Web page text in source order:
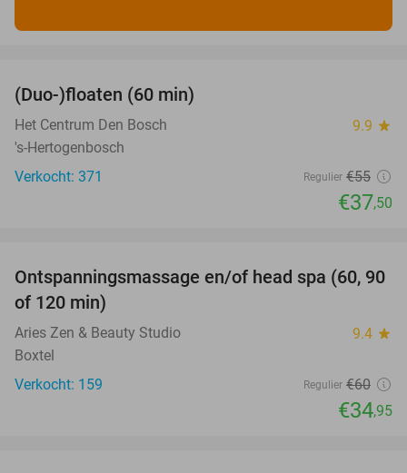
(Duo-)floaten (60 min)
Het Centrum Den Bosch 9.9 star
's-Hertogenbosch
Verkocht: 371
Regulier €55
€37,50
42%
Ontspanningsmassage en/of head spa (60, 90
of 120 min)
Aries Zen & Beauty Studio 9.4 star
Boxtel
Verkocht: 159
Regulier €60
€34,95